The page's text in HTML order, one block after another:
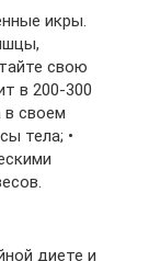
икры.
свою
в 200-300
в своем
тела; •
диете и